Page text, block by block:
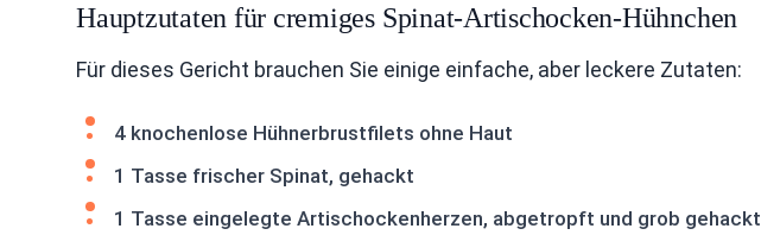
Hauptzutaten für cremiges Spinat-Artischocken-Hühnchen
Für dieses Gericht brauchen Sie einige einfache, aber leckere Zutaten:
4 knochenlose Hühnerbrustfilets ohne Haut
1 Tasse frischer Spinat, gehackt
1 Tasse eingelegte Artischockenherzen, abgetropft und grob gehackt